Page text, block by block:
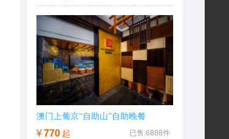
澳门上葡京“自助山”自助晚餐
¥770 起 已售:6888件